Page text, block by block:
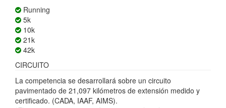
Running
5k
10k
21k
42k
CIRCUITO
La competencia se desarrollará sobre un circuito
pavimentado de 21,097 kilómetros de extensión medido y
certificado. (CADA, IAAF, AIMS).